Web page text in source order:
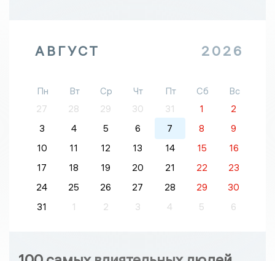
АВГУСТ 2026
Пн Вт Ср Чт Пт Сб
Вс
27
28 29 30 31 1
2
3
4 5 6 7 8
9
10
11 12 13 14 15
16
17
18 19 20 21 22
23
24
25 26 27 28 29
30
31
1 2 3 4 5 6